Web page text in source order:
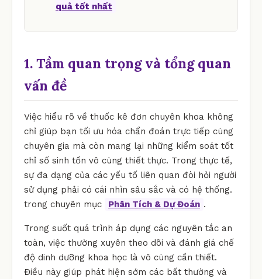
quả tốt nhất
1. Tầm quan trọng và tổng quan
vấn đề
Việc hiểu rõ về thuốc kê đơn chuyên khoa không
chỉ giúp bạn tối ưu hóa chẩn đoán trực tiếp cùng
chuyên gia mà còn mang lại những kiểm soát tốt
chỉ số sinh tồn vô cùng thiết thực. Trong thực tế,
sự đa dạng của các yếu tố liên quan đòi hỏi người
sử dụng phải có cái nhìn sâu sắc và có hệ thống.
trong chuyên mục
Phân Tích & Dự Đoán .
Trong suốt quá trình áp dụng các nguyên tắc an
toàn, việc thường xuyên theo dõi và đánh giá chế
độ dinh dưỡng khoa học là vô cùng cần thiết.
Điều này giúp phát hiện sớm các bất thường và